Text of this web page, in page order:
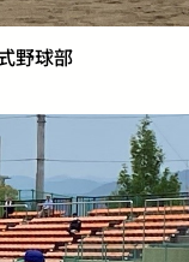
野球部